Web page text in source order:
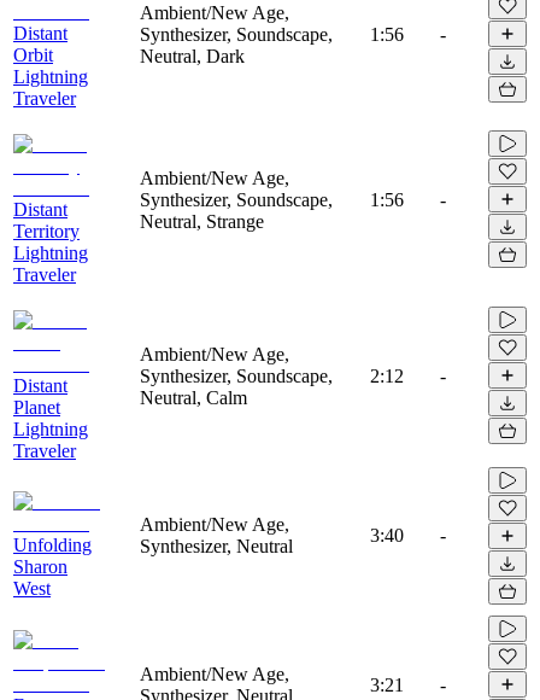
Distant
Orbit
Lightning
Traveler
Ambient/New Age,
Synthesizer, Soundscape,
Neutral, Dark
1:56 -
Distant
Territory
Lightning
Traveler
Ambient/New Age,
Synthesizer, Soundscape,
Neutral, Strange
1:56 -
Distant
Planet
Lightning
Traveler
Ambient/New Age,
Synthesizer, Soundscape,
Neutral, Calm
2:12 -
Unfolding
Sharon
West
Ambient/New Age,
Synthesizer, Neutral
3:40 -
Ambient/New Age,
Synthesizer, Neutral
3:21 -